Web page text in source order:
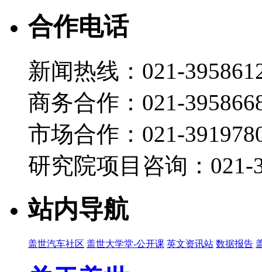
合作电话
新闻热线：021-
商务合作：021-
市场合作：021-
研究院项目咨询：021-
站内导航
盖世汽车社区 盖世大学堂-公开课 英文资讯站 数据报告